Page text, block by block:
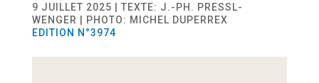
9 JUILLET 2025 | TEXTE: J.-PH. PRESSL-
WENGER | PHOTO: MICHEL DUPERREX
EDITION N°3974